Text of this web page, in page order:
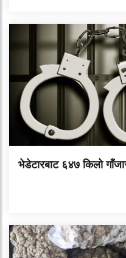
भेडेटारबाट ६४७ किलो